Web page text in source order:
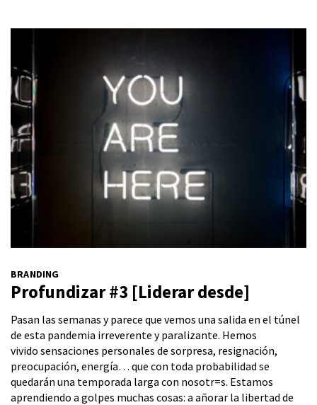
BRANDING
Profundizar #3 [Liderar desde]
Pasan las semanas y parece que vemos una salida en el túnel
de esta pandemia irreverente y paralizante. Hemos
vivido sensaciones personales de sorpresa, resignación,
preocupación, energía… que con toda probabilidad se
quedarán una temporada larga con nosotr=s. Estamos
aprendiendo a golpes muchas cosas: a añorar la libertad de